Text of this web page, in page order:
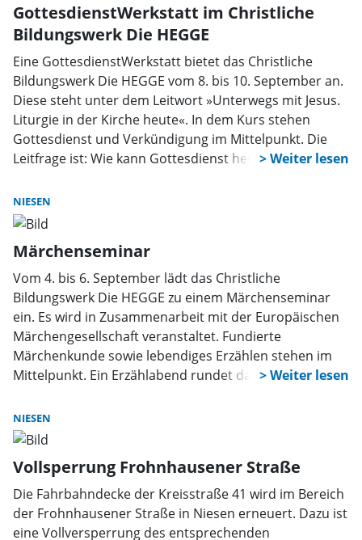
GottesdienstWerkstatt im Christliche
Bildungswerk Die HEGGE
Eine GottesdienstWerkstatt bietet das Christliche
Bildungswerk Die HEGGE vom 8. bis 10. September an.
Diese steht unter dem Leitwort »Unterwegs mit Jesus.
Liturgie in der Kirche heute«. In dem Kurs stehen
Gottesdienst und Verkündigung im Mittelpunkt. Die
Leitfrage ist: Wie kann Gottesdienst heute glaubwürdig
lebendige Gottesdienste, die berühren und bewegen.
In dieser Werkstatt darf experimentiert werden. Im
aktuelle Situation von Gemeinden und Gottesdiensten.
Daraus entstehen Visionen und konkrete Impulse für
eine Kirche, die sich wandelt. Mit Dr. Bernward
Konermann begeben sich alle Interessierten in eine
liturgische Werkstatt. Seine Gedanken und
ganzheitlichen Impulse sind inspirierend und eröffnen
Perspektiven. Konermann ist Dramaturg, Regisseur,
Fortbildung tätig (www.gottesdienstwerkstatt.eu). Er
nutzt seine Erfahrungen als Mann des Theaters für das
„heilige Spiel“ der Liturgie. Eingeladen zur
GottesdienstWerkstatt sind alle, die Gottesdienste
gestalten und leiten, aus katholischer und
evangelischer Tradition, im Haupt- oder im Ehrenamt
sowie weitere Interessierte. Die HEGGE
NIESEN
Märchenseminar
Vom 4. bis 6. September lädt das Christliche
Bildungswerk Die HEGGE zu einem Märchenseminar
ein. Es wird in Zusammenarbeit mit der Europäischen
Märchengesellschaft veranstaltet. Fundierte
Märchenkunde sowie lebendiges Erzählen stehen im
Mittelpunkt. Ein Erzählabend rundet das Wochenende
NIESEN
Vollsperrung Frohnhausener Straße
Die Fahrbahndecke der Kreisstraße 41 wird im Bereich
der Frohnhausener Straße in Niesen erneuert. Dazu ist
eine Vollversperrung des entsprechenden